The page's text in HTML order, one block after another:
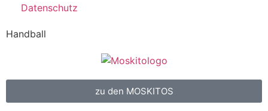
Datenschutz
Handball
zu den MOSKITOS